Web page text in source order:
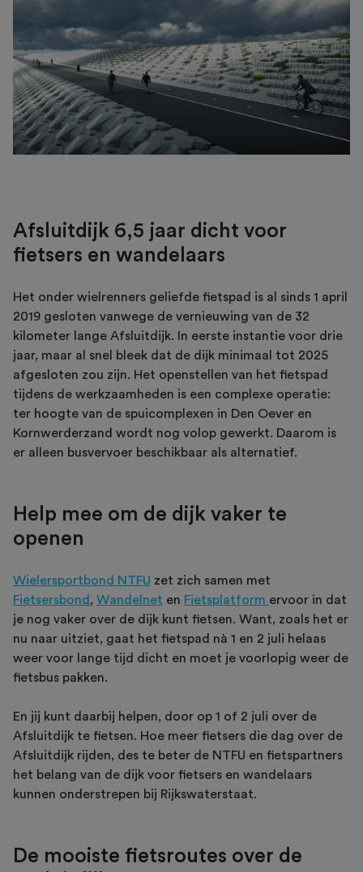
Afsluitdijk 6,5 jaar dicht voor
fietsers en wandelaars
Het onder wielrenners geliefde fietspad is al sinds 1 april
2019 gesloten vanwege de vernieuwing van de 32
kilometer lange Afsluitdijk. In eerste instantie voor drie
jaar, maar al snel bleek dat de dijk minimaal tot 2025
afgesloten zou zijn. Het openstellen van het fietspad
tijdens de werkzaamheden is een complexe operatie:
ter hoogte van de spuicomplexen in Den Oever en
Kornwerderzand wordt nog volop gewerkt. Daarom is
er alleen busvervoer beschikbaar als alternatief.
Help mee om de dijk vaker te
openen
Wielersportbond NTFU zet zich samen met
Fietsersbond , Wandelnet en Fietsplatform ervoor in dat
je nog vaker over de dijk kunt fietsen. Want, zoals het er
nu naar uitziet, gaat het fietspad nà 1 en 2 juli helaas
weer voor lange tijd dicht en moet je voorlopig weer de
fietsbus pakken.
En jij kunt daarbij helpen, door op 1 of 2 juli over de
Afsluitdijk te fietsen. Hoe meer fietsers die dag over de
Afsluitdijk rijden, des te beter de NTFU en fietspartners
het belang van de dijk voor fietsers en wandelaars
kunnen onderstrepen bij Rijkswaterstaat.
De mooiste fietsroutes over de